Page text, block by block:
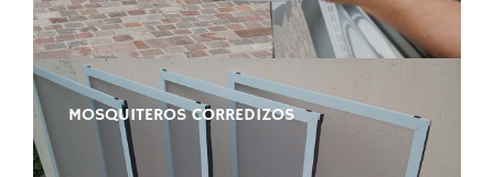
MOSQUITEROS CORREDIZOS